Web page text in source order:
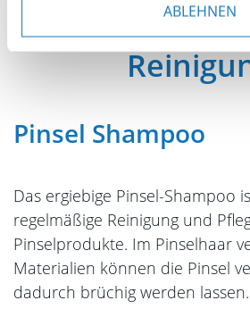
ABLEHNEN
Am Ende
Pinsel Shampoo
Das ergiebige Pinsel-Shampoo
regelmäßige Reinigung und
Pinselprodukte. Im Pinselhaar
Materialien können die Pinsel
dadurch brüchig werden lassen.